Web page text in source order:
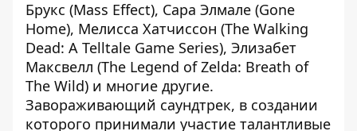
Брукс (Mass Effect), Сара Элмале (Gone
Home), Мелисса Хатчиссон (The Walking
Dead: A Telltale Game Series), Элизабет
Максвелл (The Legend of Zelda: Breath of
The Wild) и многие другие.
Завораживающий саундтрек, в создании
которого принимали участие талантливые